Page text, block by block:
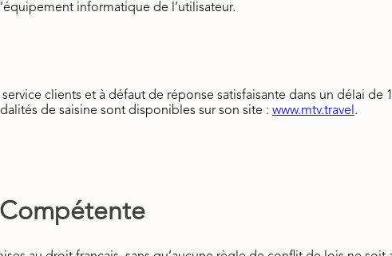
informatique de l’utilisateur.
clients et à défaut de réponse satisfaisante dans un délai de
de saisine sont disponibles sur son site : www.mtv.travel .